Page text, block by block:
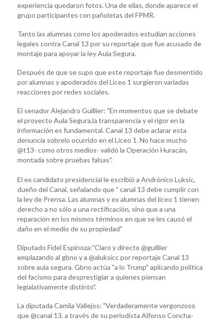
experiencia quedaron fotos. Una de ellas, donde aparece el
grupo participantes con pañoletas del FPMR.
Tanto las alumnas como los apoderados estudian acciones
legales contra Canal 13 por su reportaje que fue acusado de
montaje para apoyar la ley Aula Segura.
Después de que se supo que este reportaje fue desmentido
por alumnas y apoderados del Liceo 1 surgieron variadas
reacciones por redes sociales.
El senador Alejandro Guillier: "En momentos que se debate
el proyecto Aula Segura,la transparencia y el rigor en la
información es fundamental. Canal 13 debe aclarar esta
denuncia sobrelo ocurrido en el Liceo 1. No hace mucho
@t13- como otros medios- validó la Operación Huracán,
montada sobre pruebas falsas".
El ex candidato presidencial le escribió a Andrónico Luksic,
dueño del Canal, señalando que " canal 13 debe cumplir con
la ley de Prensa. Las alumnas y ex alumnas del liceo 1 tienen
derecho a no sólo a una rectificación, sino que a una
reparación en los mismos términos en que se les causó el
daño en el medio de su propiedad"
Diputado Fidel Espinoza:"Claro y directo @guillier
emplazando al gbno y a @aluksicc por reportaje Canal 13
sobre aula segura. Gbno actúa "a lo Trump" aplicando política
del facismo para desprestigiar a quienes piensan
legialativamente distinto".
La diputada Camila Vallejos: "Verdaderamente vergonzoso
que @canal 13, a través de su periodista Alfonso Concha-